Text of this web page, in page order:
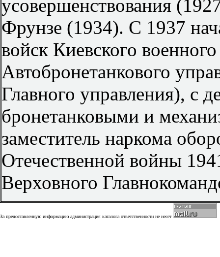
усовершенствования
Фрунзе (1934). С 1937
войск Киевского
Автобронетанкового
Главного управления), с
бронетанковыми и
заместитель наркома
Отечественной войны
Верховного
За предоставленную информацию администрация каталога ответственности не несет